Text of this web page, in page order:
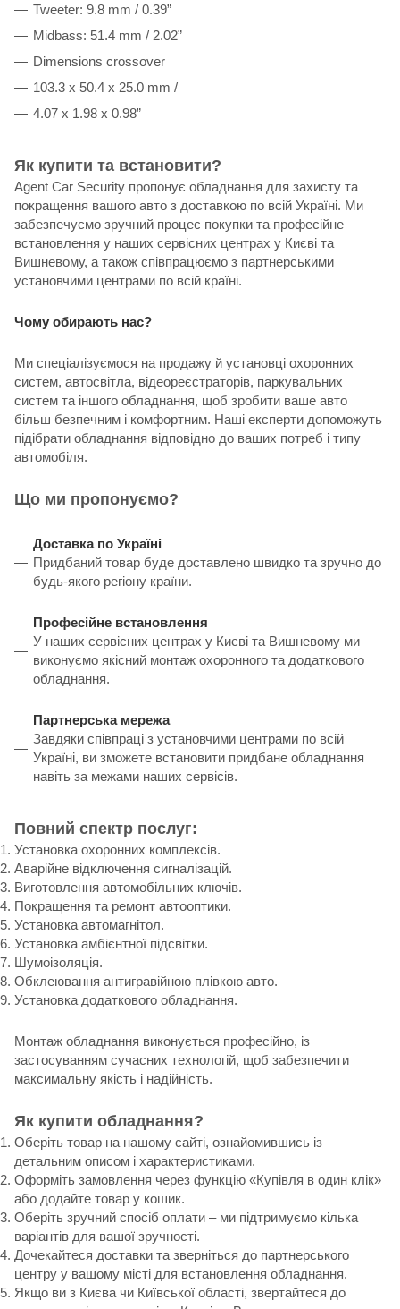
Tweeter: 9.8 mm / 0.39”
Midbass: 51.4 mm / 2.02”
Dimensions crossover
103.3 x 50.4 x 25.0 mm /
4.07 x 1.98 x 0.98”
Як купити та встановити?
Agent Car Security пропонує обладнання для захисту та
покращення вашого авто з доставкою по всій Україні. Ми
забезпечуємо зручний процес покупки та професійне
встановлення у наших сервісних центрах у Києві та
Вишневому, а також співпрацюємо з партнерськими
установчими центрами по всій країні.
Чому обирають нас?
Ми спеціалізуємося на продажу й установці охоронних
систем, автосвітла, відеореєстраторів, паркувальних
систем та іншого обладнання, щоб зробити ваше авто
більш безпечним і комфортним. Наші експерти допоможуть
підібрати обладнання відповідно до ваших потреб і типу
автомобіля.
Що ми пропонуємо?
Доставка по Україні
Придбаний товар буде доставлено швидко та зручно до
будь-якого регіону країни.
Професійне встановлення
У наших сервісних центрах у Києві та Вишневому ми
виконуємо якісний монтаж охоронного та додаткового
обладнання.
Партнерська мережа
Завдяки співпраці з установчими центрами по всій
Україні, ви зможете встановити придбане обладнання
навіть за межами наших сервісів.
Повний спектр послуг:
Установка охоронних комплексів.
Аварійне відключення сигналізацій.
Виготовлення автомобільних ключів.
Покращення та ремонт автооптики.
Установка автомагнітол.
Установка амбієнтної підсвітки.
Шумоізоляція.
Обклеювання антигравійною плівкою авто.
Установка додаткового обладнання.
Монтаж обладнання виконується професійно, із
застосуванням сучасних технологій, щоб забезпечити
максимальну якість і надійність.
Як купити обладнання?
Оберіть товар на нашому сайті, ознайомившись із
детальним описом і характеристиками.
Оформіть замовлення через функцію «Купівля в один клік»
або додайте товар у кошик.
Оберіть зручний спосіб оплати – ми підтримуємо кілька
варіантів для вашої зручності.
Дочекайтеся доставки та зверніться до партнерського
центру у вашому місті для встановлення обладнання.
Якщо ви з Києва чи Київської області, звертайтеся до